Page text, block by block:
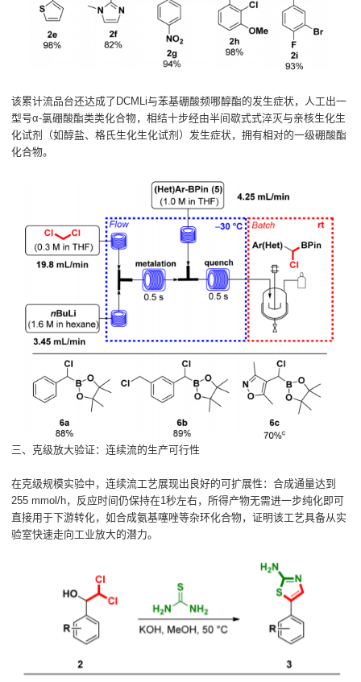
该累计流品台还达成了DCMLi与苯基硼酸频哪醇酯的发生症状，人工出一
型号α-氯硼酸酯类类化合物，相结十步经由半间歇式式淬灭与亲核生化生
化试剂（如醇盐、格氏生化生化试剂）发生症状，拥有相对的一级硼酸酯
化合物。
三、克级放大验证：连续流的生产可行性
在克级规模实验中，连续流工艺展现出良好的可扩展性：合成通量达到
255 mmol/h，反应时间仍保持在1秒左右，所得产物无需进一步纯化即可
直接用于下游转化，如合成氨基噻唑等杂环化合物，证明该工艺具备从实
验室快速走向工业放大的潜力。